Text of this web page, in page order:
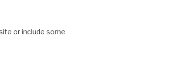
or include some